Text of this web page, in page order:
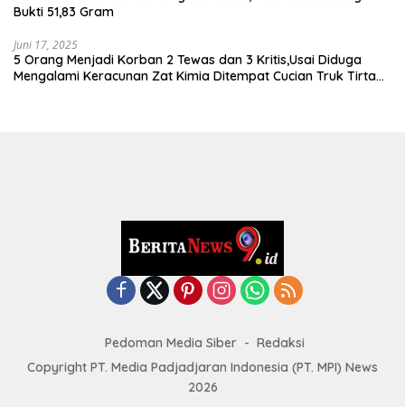
Bukti 51,83 Gram
Juni 17, 2025
5 Orang Menjadi Korban 2 Tewas dan 3 Kritis,Usai Diduga
Mengalami Keracunan Zat Kimia Ditempat Cucian Truk Tirta
Pedoman Media Siber
Redaksi
Copyright PT. Media Padjadjaran Indonesia (PT. MPI) News
2026